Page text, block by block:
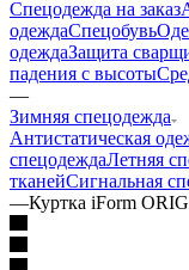
Спецодежда на заказ
одеждаСпецобувь
одеждаЗащита
падения с высоты
—
Зимняя спецодежда
Антистатическая
спецодеждаЛетняя
тканейСигнальная
—Куртка iForm